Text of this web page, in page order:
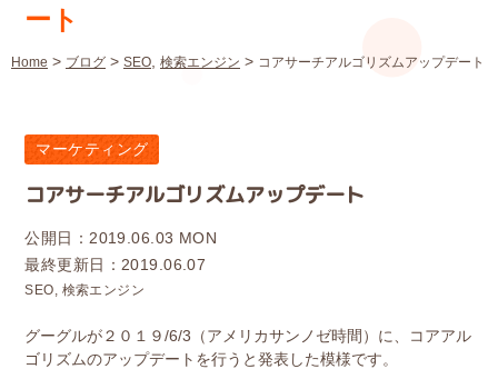
ート
Home > ブログ > SEO 検索エンジン > コアサーチアルゴリズムアップデート
マーケティング
コアサーチアルゴリズムアップデート
公開日： 2019.06.03 MON
最終更新日： 2019.06.07
SEO 検索エンジン
グーグルが２０１９/6/3（アメリカサンノゼ時間）に、コアアル
ゴリズムのアップデートを行うと発表した模様です。